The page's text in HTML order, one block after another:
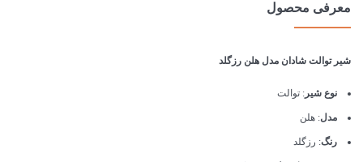
معرفی محصول
شیر توالت شادان مدل هلن رزگلد
نوع شیر : توالت
مدل: هلن
رنگ: رزگلد